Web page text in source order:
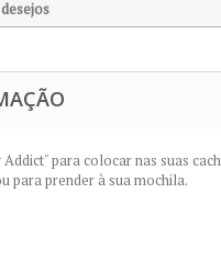
para colocar nas suas
para prender à sua mochila.